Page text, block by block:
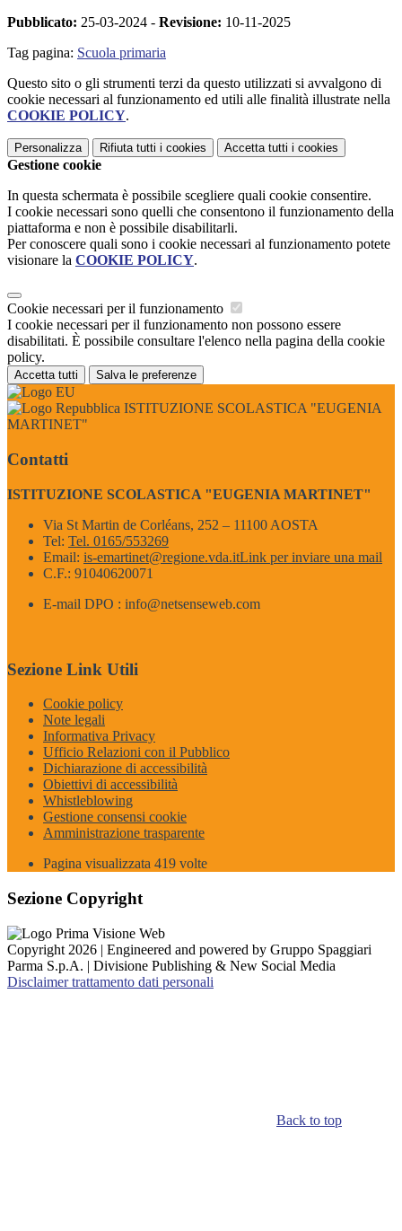
Pubblicato: 25-03-2024 - Revisione: 10-11-2025
Tag pagina: Scuola primaria
Questo sito o gli strumenti terzi da questo utilizzati si avvalgono di
cookie necessari al funzionamento ed utili alle finalità illustrate nella
COOKIE POLICY.
Personalizza Rifiuta tutti i cookies Accetta tutti i cookies
Gestione cookie
In questa schermata è possibile scegliere quali cookie consentire.
I cookie necessari sono quelli che consentono il funzionamento della
piattaforma e non è possibile disabilitarli.
Per conoscere quali sono i cookie necessari al funzionamento potete
visionare la COOKIE POLICY.
Cookie necessari per il funzionamento
I cookie necessari per il funzionamento non possono essere
disabilitati. È possibile consultare l'elenco nella pagina della cookie
policy.
Accetta tutti Salva le preferenze
ISTITUZIONE SCOLASTICA "EUGENIA
MARTINET"
Contatti
ISTITUZIONE SCOLASTICA "EUGENIA MARTINET"
Via St Martin de Corléans, 252 – 11100 AOSTA
Tel: Tel. 0165/553269
Email: is-emartinet@regione.vda.itLink per inviare una mail
C.F.: 91040620071
E-mail DPO : info@netsenseweb.com
Sezione Link Utili
Cookie policy
Note legali
Informativa Privacy
Ufficio Relazioni con il Pubblico
Dichiarazione di accessibilità
Obiettivi di accessibilità
Whistleblowing
Gestione consensi cookie
Amministrazione trasparente
Pagina visualizzata 419 volte
Sezione Copyright
Copyright 2026 | Engineered and powered by Gruppo Spaggiari
Parma S.p.A. | Divisione Publishing & New Social Media
Disclaimer trattamento dati personali
Back to top